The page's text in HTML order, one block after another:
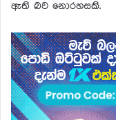
ඇති බව නොරහසකි.